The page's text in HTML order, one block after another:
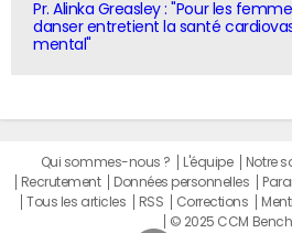
Pr. Alinka Greasley : "Pour les
danser entretient la santé
mental"
Qui sommes-nous ? L'équipe Notre
Recrutement
Données personnelles
Tous les articles
RSS Corrections
© 2025 CCM